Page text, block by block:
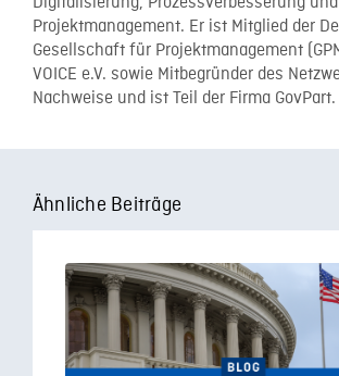
Projektmanagement. Er ist Mitglied der
Gesellschaft für Projektmanagement
VOICE e.V. sowie Mitbegründer des
Nachweise und ist Teil der Firma GovPart.
Ähnliche Beiträge